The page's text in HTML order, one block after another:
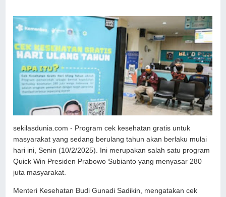
sekilasdunia.com - Program cek kesehatan gratis untuk
masyarakat yang sedang berulang tahun akan berlaku mulai
hari ini, Senin (10/2/2025). Ini merupakan salah satu program
Quick Win Presiden Prabowo Subianto yang menyasar 280
juta masyarakat.
Menteri Kesehatan Budi Gunadi Sadikin, mengatakan cek